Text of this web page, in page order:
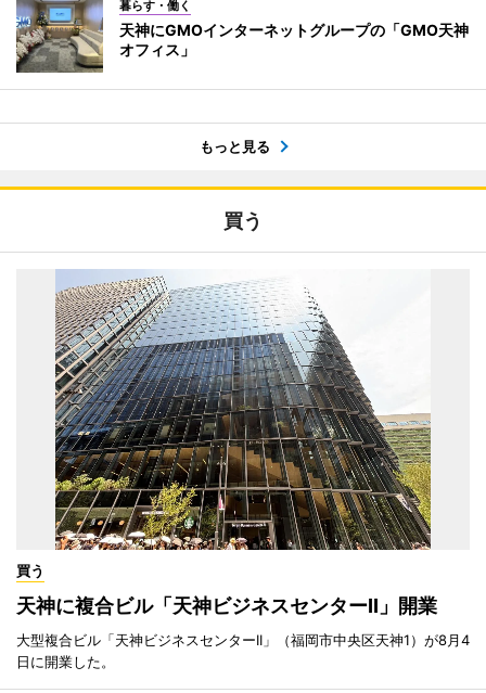
暮らす・働く
天神にGMOインターネットグループの「GMO天神
オフィス」
もっと見る
買う
買う
天神に複合ビル「天神ビジネスセンターII」開業
大型複合ビル「天神ビジネスセンターII」（福岡市中央区天神1）が8月4
日に開業した。